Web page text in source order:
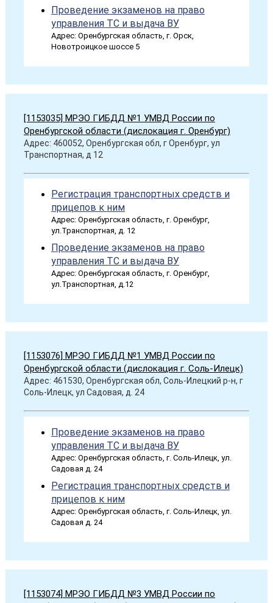
Проведение экзаменов на право
управления ТС и выдача ВУ
Адрес: Оренбургская область, г. Орск,
Новотроицкое шоссе 5
[1153035] МРЭО ГИБДД №1 УМВД России по
Оренбургской области (дислокация г. Оренбург)
Адрес: 460052, Оренбургская обл, г Оренбург, ул
Транспортная, д 12
Регистрация транспортных средств и
прицепов к ним
Адрес: Оренбургская область, г. Оренбург,
ул.Транспортная, д. 12
Проведение экзаменов на право
управления ТС и выдача ВУ
Адрес: Оренбургская область, г. Оренбург,
ул.Транспортная, д.12
[1153076] МРЭО ГИБДД №1 УМВД России по
Оренбургской области (дислокация г. Соль-Илецк)
Адрес: 461530, Оренбургская обл, Соль-Илецкий р-н, г
Соль-Илецк, ул Садовая, д. 24
Проведение экзаменов на право
управления ТС и выдача ВУ
Адрес: Оренбургская область, г. Соль-Илецк, ул.
Садовая д. 24
Регистрация транспортных средств и
прицепов к ним
Адрес: Оренбургская область, г. Соль-Илецк, ул.
Садовая д. 24
[1153074] МРЭО ГИБДД №3 УМВД России по